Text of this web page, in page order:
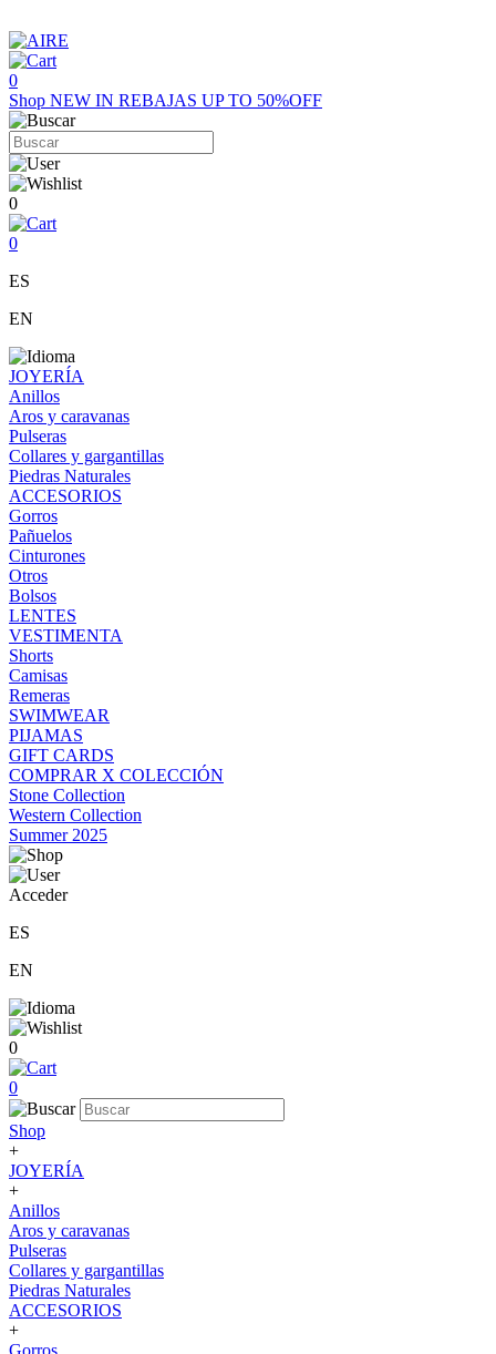
0
Shop NEW IN REBAJAS UP TO 50%OFF
0
0
ES
EN
JOYERÍA
Anillos
Aros y caravanas
Pulseras
Collares y gargantillas
Piedras Naturales
ACCESORIOS
Gorros
Pañuelos
Cinturones
Otros
Bolsos
LENTES
VESTIMENTA
Shorts
Camisas
Remeras
SWIMWEAR
PIJAMAS
GIFT CARDS
COMPRAR X COLECCIÓN
Stone Collection
Western Collection
Summer 2025
Acceder
ES
EN
0
0
Shop
+
JOYERÍA
+
Anillos
Aros y caravanas
Pulseras
Collares y gargantillas
Piedras Naturales
ACCESORIOS
+
Gorros